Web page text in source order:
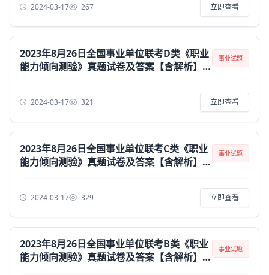
2024-03-17 267 立即查看
2023年8月26日全国事业单位联考D类《职业
能力倾向测验》真题试卷及答案【含解析】
事业试题
2024-03-17 321 立即查看
2023年8月26日全国事业单位联考C类《职业
能力倾向测验》真题试卷及答案【含解析】
事业试题
2024-03-17 329 立即查看
2023年8月26日全国事业单位联考B类《职业
能力倾向测验》真题试卷及答案【含解析】
事业试题